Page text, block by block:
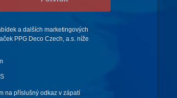
a dalších marketingových
PPG Deco Czech, a.s. níže
na příslušný odkaz v zápatí